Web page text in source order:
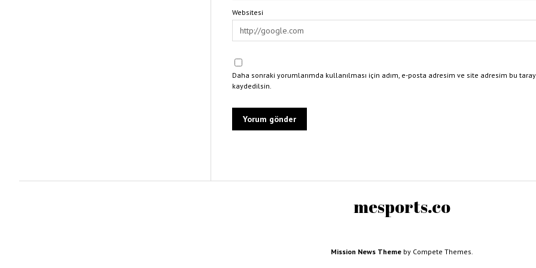
Websitesi
Daha sonraki yorumlarımda kullanılması için adım, e-posta adresim ve site adresim bu
kaydedilsin.
mesports.co
Mission News Theme by Compete Themes.